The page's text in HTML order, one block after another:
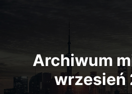
Archiwum
wrzesień